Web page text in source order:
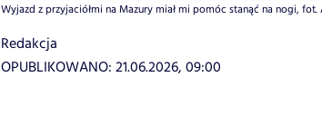
Wyjazd z przyjaciółmi na Mazury miał mi pomóc stanąć na nogi,
Redakcja
OPUBLIKOWANO: 21.06.2026, 09:00